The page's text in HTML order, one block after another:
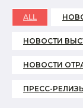
ALL
НОВОСТИ
НОВОСТИ
ПРЕСС-